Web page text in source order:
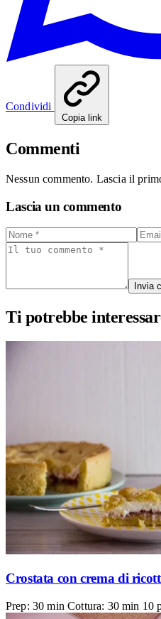
Condividi
Copia link
Commenti
Nessun commento. Lascia il
Lascia un commento
Invia
Ti potrebbe
Crostata con crema di
Prep: 30 min Cottura: 30 min 10